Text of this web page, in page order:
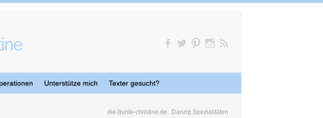
Unterstütze mich Texter gesucht?
die-bunte-christine.de Danzig Spezialitäten